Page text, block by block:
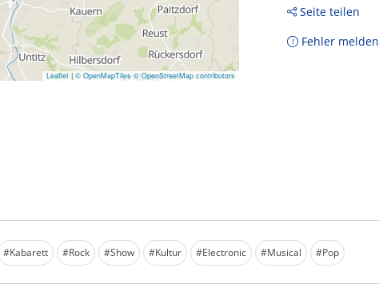
Leaflet | © OpenMapTiles © OpenStreetMap contributors
Seite teilen
Fehler melden
#Kabarett #Rock #Show #Kultur #Electronic #Musical #Pop